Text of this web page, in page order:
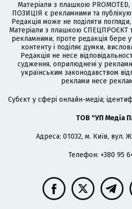
Матеріали з плашкою
ПОЗИЦІЯ є рекламними та
Редакція може не поділяти
Матеріали з плашкою СПЕЦПРОЄКТ
рекламними, проте редакція бере
контенту і поділяє думки,
Редакція не несе
судження, оприлюднені у
українським законодавством
реклами несе
Cубєкт у сфері онлайн-медіа;
ТОВ "УП Медіа
Адреса: 01032, м. Київ, вул.
Телефон: +380 95